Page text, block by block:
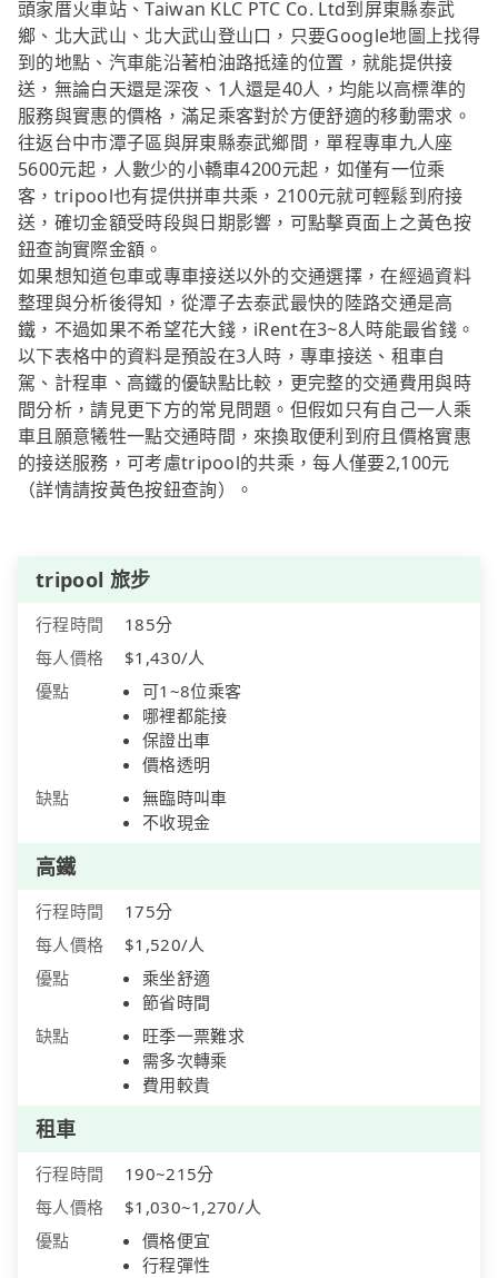
頭家厝火車站、Taiwan KLC PTC Co. Ltd到屏東縣泰武
鄉、北大武山、北大武山登山口，只要Google地圖上找得
到的地點、汽車能沿著柏油路抵達的位置，就能提供接
送，無論白天還是深夜、1人還是40人，均能以高標準的
服務與實惠的價格，滿足乘客對於方便舒適的移動需求。
往返台中市潭子區與屏東縣泰武鄉間，單程專車九人座
5600元起，人數少的小轎車4200元起，如僅有一位乘
客，tripool也有提供拼車共乘，2100元就可輕鬆到府接
送，確切金額受時段與日期影響，可點擊頁面上之黃色按
鈕查詢實際金額。
如果想知道包車或專車接送以外的交通選擇，在經過資料
整理與分析後得知，從潭子去泰武最快的陸路交通是高
鐵，不過如果不希望花大錢，iRent在3~8人時能最省錢。
以下表格中的資料是預設在3人時，專車接送、租車自
駕、計程車、高鐵的優缺點比較，更完整的交通費用與時
間分析，請見更下方的常見問題。但假如只有自己一人乘
車且願意犧牲一點交通時間，來換取便利到府且價格實惠
的接送服務，可考慮tripool的共乘，每人僅要2,100元
（詳情請按黃色按鈕查詢）。
tripool 旅步
行程時間
185分
每人價格
$1,430/人
優點
可1~8位乘客
哪裡都能接
保證出車
價格透明
缺點
無臨時叫車
不收現金
高鐵
行程時間
175分
每人價格
$1,520/人
優點
乘坐舒適
節省時間
缺點
旺季一票難求
需多次轉乘
費用較貴
租車
行程時間
190~215分
每人價格
$1,030~1,270/人
優點
價格便宜
行程彈性